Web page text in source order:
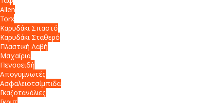
Allen
Torx
Καρυδάκι Σπαστό
Καρυδάκι Σταθερό
Πλαστική Λαβή
Μαχαίρια
Πενσοειδή
Απογυμνωτές
Ασφαλειοτσίμπιδα
Γκαζοτανάλιες